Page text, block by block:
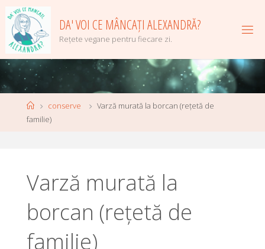
to
content
DA' VOI CE MÂNCAȚI ALEXANDRĂ?
Rețete vegane pentru fiecare zi.
Homeconserve
Varză murată la borcan (rețetă de
familie)
Varză murată la
borcan (rețetă de
familie)